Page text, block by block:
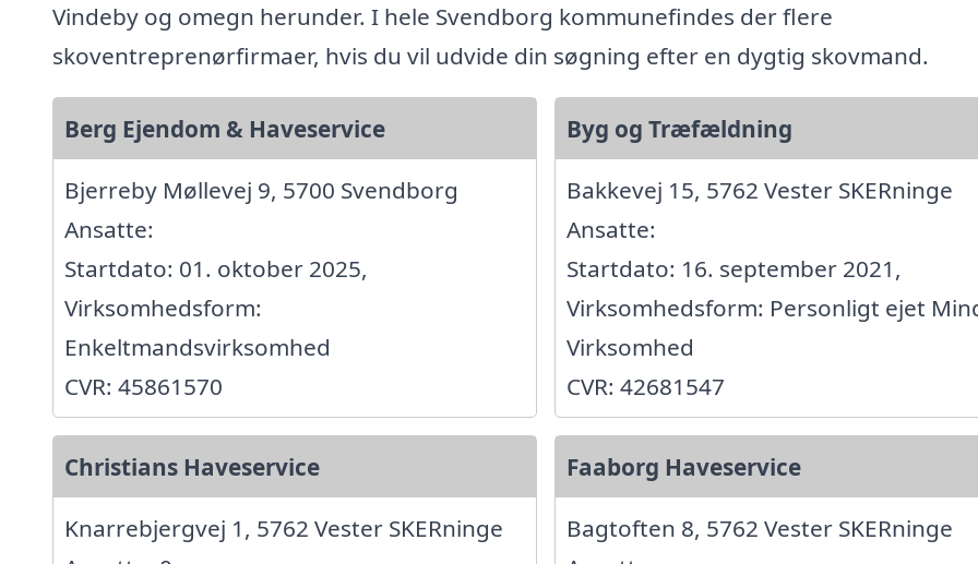
Vindeby og omegn herunder. I hele Svendborg kommunefindes der flere
skoventreprenørfirmaer, hvis du vil udvide din søgning efter en dygtig skovmand.
Berg Ejendom & Haveservice
Bjerreby Møllevej 9, 5700 Svendborg
Ansatte:
Startdato: 01. oktober 2025,
Virksomhedsform:
Enkeltmandsvirksomhed
CVR: 45861570
Byg og Træfældning
Bakkevej 15, 5762 Vester SKERninge
Ansatte:
Startdato: 16. september 2021,
Virksomhedsform: Personligt ejet
Virksomhed
CVR: 42681547
Christians Haveservice
Knarrebjergvej 1, 5762 Vester SKERninge
Faaborg Haveservice
Bagtoften 8, 5762 Vester SKERninge